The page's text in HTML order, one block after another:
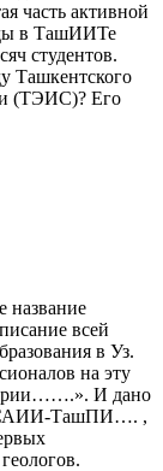
часть активной
в ТашИИТе
студентов.
Ташкентского
(ТЭИС)? Его
название
всей
в Уз.
на эту
И дано
САИИ-ТашПИ…. ,